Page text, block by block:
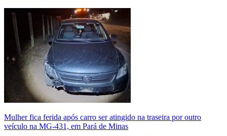
Mulher fica ferida após carro ser atingido na traseira por outro
veículo na MG-431, em Pará de Minas